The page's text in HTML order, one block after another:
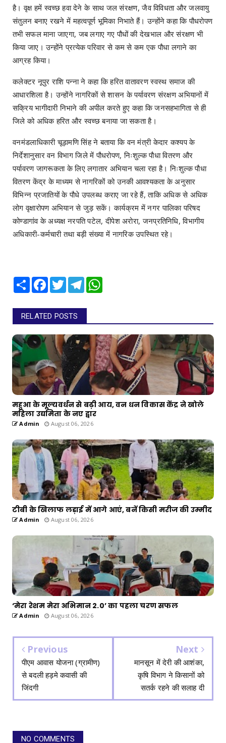
है। वृक्ष हमें स्वच्छ हवा देने के साथ जल संरक्षण, जैव विविधता और जलवायु
संतुलन बनाए रखने में महत्वपूर्ण भूमिका निभाते हैं। उन्होंने कहा कि पौधरोपण
तभी सफल माना जाएगा, जब लगाए गए पौधों की देखभाल और संरक्षण भी
किया जाए। उन्होंने प्रत्येक परिवार से कम से कम एक पौधा लगाने का
आग्रह किया।
कलेक्टर नूपुर राशि पन्ना ने कहा कि हरित वातावरण स्वस्थ समाज की
आधारशिला है। उन्होंने नागरिकों से शासन के पर्यावरण संरक्षण अभियानों में
सक्रिय भागीदारी निभाने की अपील करते हुए कहा कि जनसहभागिता से ही
जिले को अधिक हरित और स्वच्छ बनाया जा सकता है।
वनमंडलाधिकारी चूड़ामणि सिंह ने बताया कि वन मंत्री केदार कश्यप के
निर्देशानुसार वन विभाग जिले में पौधरोपण, निःशुल्क पौधा वितरण और
पर्यावरण जागरूकता के लिए लगातार अभियान चला रहा है। निःशुल्क पौधा
वितरण केंद्र के माध्यम से नागरिकों को उनकी आवश्यकता के अनुसार
विभिन्न प्रजातियों के पौधे उपलब्ध कराए जा रहे हैं, ताकि अधिक से अधिक
लोग वृक्षारोपण अभियान से जुड़ सकें। कार्यक्रम में नगर पालिका परिषद
कोण्डागांव के अध्यक्ष नरपति पटेल, दीपेश अरोरा, जनप्रतिनिधि, विभागीय
अधिकारी-कर्मचारी तथा बड़ी संख्या में नागरिक उपस्थित रहे।
Share Facebook
TwitterTelegram
RELATED POSTS
महुआ के मूल्यवर्धन से बढ़ी आय, वन धन विकास केंद्र ने खोले
महिला उद्यमिता के नए द्वार
Admin August 06, 2026
टीबी के खिलाफ लड़ाई में आगे आएं, बनें किसी मरीज की उम्मीद
Admin August 06, 2026
‘मेरा रेशम मेरा अभिमान 2.0’ का पहला चरण सफल
Admin August 06, 2026
Previous
पीएम आवास योजना (ग्रामीण)
से बदली हड़मे कवासी की
जिंदगी
Next
मानसून में देरी की आशंका,
कृषि विभाग ने किसानों को
सतर्क रहने की सलाह दी
NO COMMENTS